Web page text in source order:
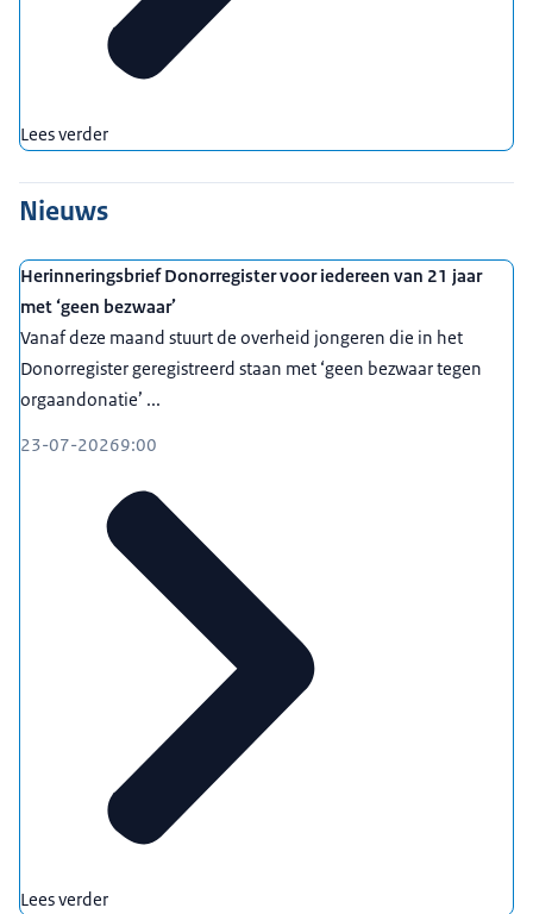
Lees verder
Nieuws
Herinneringsbrief Donorregister voor iedereen van 21 jaar
met ‘geen bezwaar’
Vanaf deze maand stuurt de overheid jongeren die in het
Donorregister geregistreerd staan met ‘geen bezwaar tegen
orgaandonatie’ ...
23-07-20269:00
Lees verder